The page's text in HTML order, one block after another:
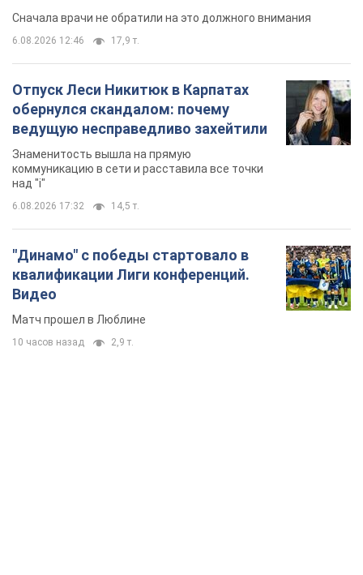
Сначала врачи не обратили на это должного внимания
6.08.2026 12:46 17,9 т.
Отпуск Леси Никитюк в Карпатах
обернулся скандалом: почему
ведущую несправедливо захейтили
Знаменитость вышла на прямую
коммуникацию в сети и расставила все точки
над "i"
6.08.2026 17:32 14,5 т.
"Динамо" с победы стартовало в
квалификации Лиги конференций.
Видео
Матч прошел в Люблине
10 часов назад 2,9 т.